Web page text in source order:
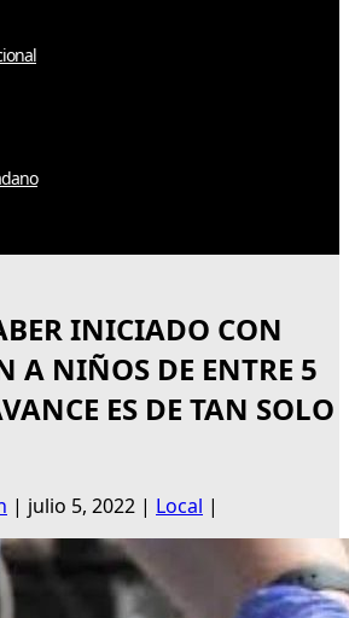
INICIADO CON
A NIÑOS DE ENTRE 5
ES DE TAN SOLO
| julio 5, 2022 | Local |